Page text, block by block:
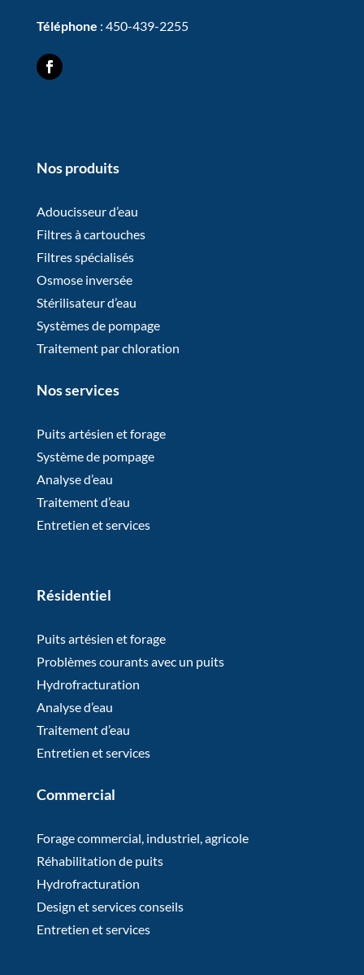
Téléphone : 450-439-2255
Nos produits
Adoucisseur d’eau
Filtres à cartouches
Filtres spécialisés
Osmose inversée
Stérilisateur d’eau
Systèmes de pompage
Traitement par chloration
Nos services
Puits artésien et forage
Système de pompage
Analyse d’eau
Traitement d’eau
Entretien et services
Résidentiel
Puits artésien et forage
Problèmes courants avec un puits
Hydrofracturation
Analyse d’eau
Traitement d’eau
Entretien et services
Commercial
Forage commercial, industriel, agricole
Réhabilitation de puits
Hydrofracturation
Design et services conseils
Entretien et services